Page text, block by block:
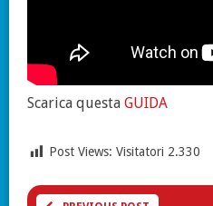
Scarica questa GUIDA
Post Views: Visitatori 2.330